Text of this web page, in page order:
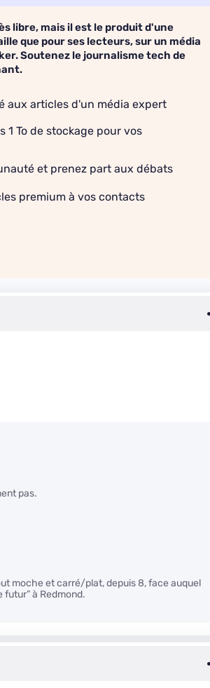
libre, mais il est le produit d'une
que pour ses lecteurs, sur un média
Soutenez le journalisme tech de
aux articles d'un média expert
1 To de stockage pour vos
et prenez part aux débats
premium à vos contacts
pas.
moche et carré/plat, depuis 8, face auquel
à Redmond.